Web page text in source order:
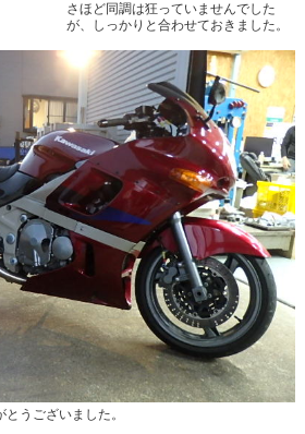
さほど同調は狂っていませんでした
が、しっかりと合わせておきました。
うございました。